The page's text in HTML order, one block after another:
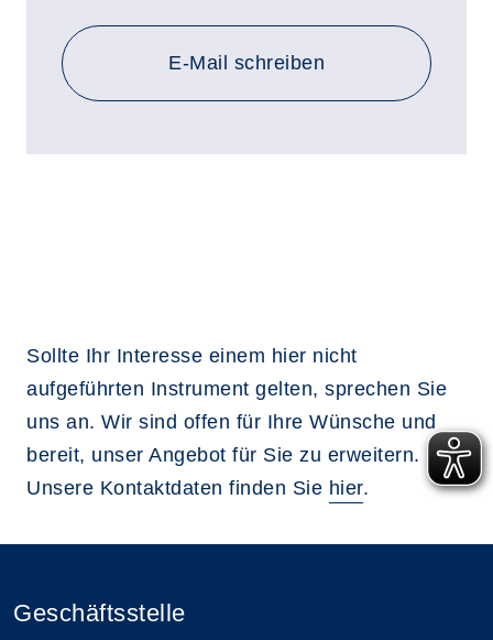
E-Mail schreiben
Sollte Ihr Interesse einem hier nicht
aufgeführten Instrument gelten, sprechen Sie
uns an. Wir sind offen für Ihre Wünsche und
bereit, unser Angebot für Sie zu erweitern.
Unsere Kontaktdaten finden Sie hier.
Geschäftsstelle